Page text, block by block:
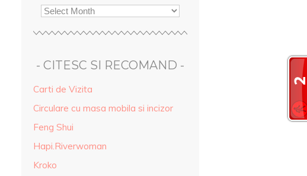
- CITESC SI RECOMAND -
Carti de Vizita
Circulare cu masa mobila si incizor
Feng Shui
Hapi.Riverwoman
Kroko